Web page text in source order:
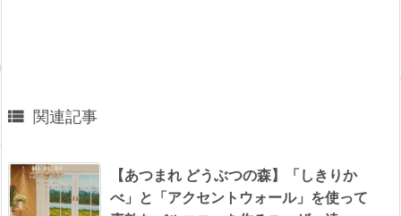
 関連記事
【あつまれ どうぶつの森】「しきりか
べ」と「アクセントウォール」を使って